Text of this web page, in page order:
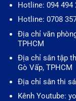
Hotline: 094 494
Hotline: 0708
Địa chỉ văn
TPHCM
Địa chỉ sân tập
Gò Vấp, TPHCM
Địa chỉ sân thi
Kênh Youtube: